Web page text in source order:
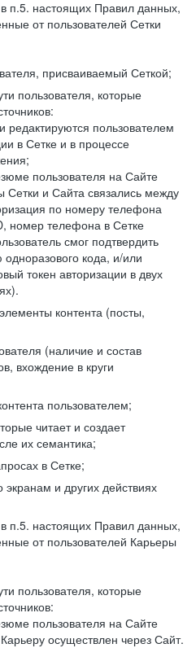
п.5. настоящих Правил данных,
от пользователей Сетки
присваиваемый Сеткой;
пользователя, которые
редактируются пользователем
в Сетке и в процессе
пользователя на Сайте
Сетки и Сайта связались между
по номеру телефона
номер телефона в Сетке
смог подтвердить
кода, и/или
токен авторизации в двух
контента (посты,
(наличие и состав
вхождение в круги
пользователем;
читает и создает
их семантика;
в Сетке;
и других действиях
п.5. настоящих Правил данных,
от пользователей Карьеры
пользователя, которые
пользователя на Сайте
осуществлен через Сайт.